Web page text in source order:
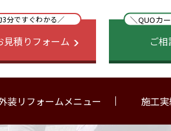
3分ですぐわかる／
見積りフォーム
＼QUOカ
ご
装リフォームメニュー 施工